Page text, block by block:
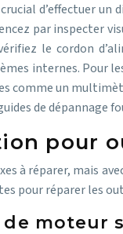
d’effectuer
par inspecter
le cordon
internes. Pour
comme un
de dépannage
pour
à réparer, mais
pour réparer les
moteur